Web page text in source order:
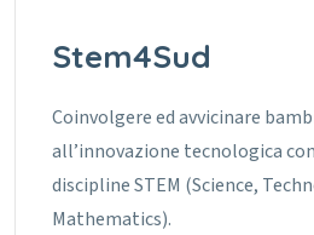
Stem4Sud
Coinvolgere ed avvicinare
all’innovazione tecnologica
discipline STEM (Science,
Mathematics).